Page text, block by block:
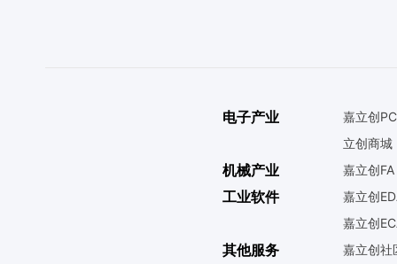
电子产业
嘉立创
立创商城
机械产业 嘉立创FA
工业软件
嘉立创
嘉立创
其他服务 嘉立创社